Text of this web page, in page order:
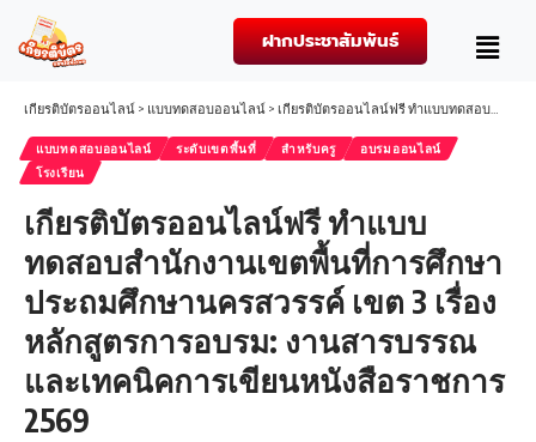
ฝากประชาสัมพันธ์
เกียรติบัตรออนไลน์ > แบบทดสอบออนไลน์ > เกียรติบัตรออนไลน์ฟรี ทำแบบทดสอบสำนักงานเขตพื้นที่การศึกษาประถมศึกษานครสวรรค์ เขต 3 เรื่อง หลักสูตรการอบรม: งานสารบรรณและเทคนิคการเขียนหนังสือราชการ 2569
แบบทดสอบออนไลน์ ระดับเขตพื้นที่ สำหรับครู
อบรมออนไลน์
โรงเรียน
เกียรติบัตรออนไลน์ฟรี ทำแบบ
ทดสอบสำนักงานเขตพื้นที่การศึกษา
ประถมศึกษานครสวรรค์ เขต 3 เรื่อง
หลักสูตรการอบรม: งานสารบรรณ
และเทคนิคการเขียนหนังสือราชการ
2569